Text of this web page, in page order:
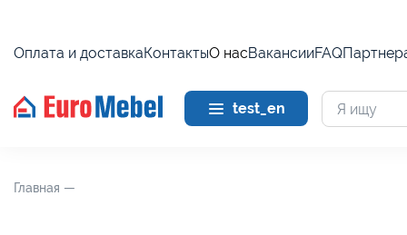
Оплата и доставкаКонтактыО насВакансииFAQ
test_en
Главная —